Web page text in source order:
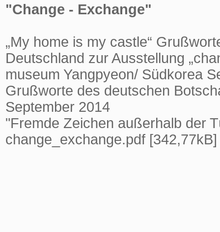
"Change - Exchange"
„My home is my castle“
Deutschland zur Ausstellung
museum Yangpyeon/ Südkorea
Grußworte des deutschen
September 2014
"Fremde Zeichen außerhalb der
change_exchange.pdf [342,77kB]